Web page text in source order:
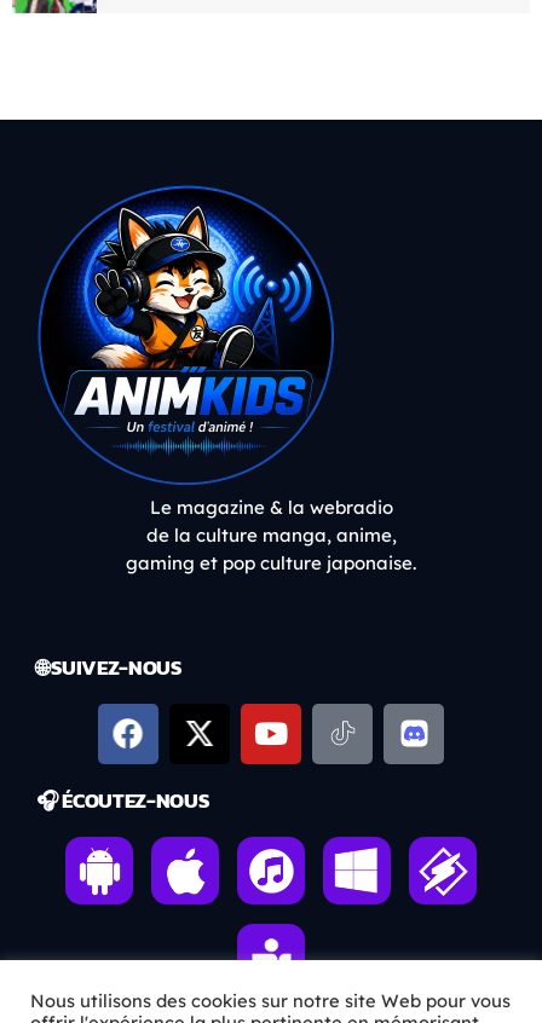
Le magazine & la webradio
de la culture manga, anime,
gaming et pop culture japonaise.
🌐 SUIVEZ-NOUS
🎧 ÉCOUTEZ-NOUS
Nous utilisons des cookies sur notre site Web pour vous